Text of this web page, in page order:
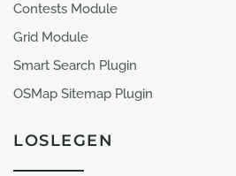
Contests Module
Grid Module
Smart Search Plugin
OSMap Sitemap Plugin
LOSLEGEN